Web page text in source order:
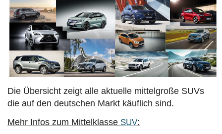
Die Übersicht zeigt alle aktuelle mittelgroße SUVs
die auf den deutschen Markt käuflich sind.
Mehr Infos zum Mittelklasse SUV: